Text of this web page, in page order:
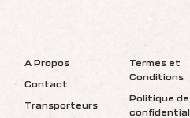
A Propos
Contact
Transporteurs
Termes et
Conditions
Politique de